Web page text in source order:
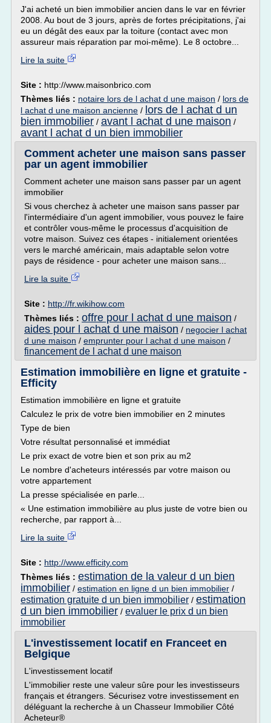
J'ai acheté un bien immobilier ancien dans le var en février
2008. Au bout de 3 jours, après de fortes précipitations, j'ai
eu un dégât des eaux par la toiture (contact avec mon
assureur mais réparation par moi-même). Le 8 octobre...
Lire la suite
Site : http://www.maisonbrico.com
Thèmes liés : notaire lors de l achat d une maison / lors de
l achat d une maison ancienne / lors de l achat d un
bien immobilier / avant l achat d une maison /
avant l achat d un bien immobilier
Comment acheter une maison sans passer
par un agent immobilier
Comment acheter une maison sans passer par un agent
immobilier
Si vous cherchez à acheter une maison sans passer par
l'intermédiaire d'un agent immobilier, vous pouvez le faire
et contrôler vous-même le processus d'acquisition de
votre maison. Suivez ces étapes - initialement orientées
vers le marché américain, mais adaptable selon votre
pays de résidence - pour acheter une maison sans...
Lire la suite
Site : http://fr.wikihow.com
Thèmes liés : offre pour l achat d une maison /
aides pour l achat d une maison / negocier l achat
d une maison / emprunter pour l achat d une maison /
financement de l achat d une maison
Estimation immobilière en ligne et gratuite -
Efficity
Estimation immobilière en ligne et gratuite
Calculez le prix de votre bien immobilier en 2 minutes
Type de bien
Votre résultat personnalisé et immédiat
Le prix exact de votre bien et son prix au m2
Le nombre d'acheteurs intéressés par votre maison ou
votre appartement
La presse spécialisée en parle...
« Une estimation immobilière au plus juste de votre bien ou
recherche, par rapport à...
Lire la suite
Site : http://www.efficity.com
Thèmes liés : estimation de la valeur d un bien
immobilier / estimation en ligne d un bien immobilier /
estimation gratuite d un bien immobilier / estimation
d un bien immobilier / evaluer le prix d un bien
immobilier
L'investissement locatif en Franceet en
Belgique
L'investissement locatif
L'immobilier reste une valeur sûre pour les investisseurs
français et étrangers. Sécurisez votre investissement en
déléguant la recherche à un Chasseur Immobilier Côté
Acheteur®